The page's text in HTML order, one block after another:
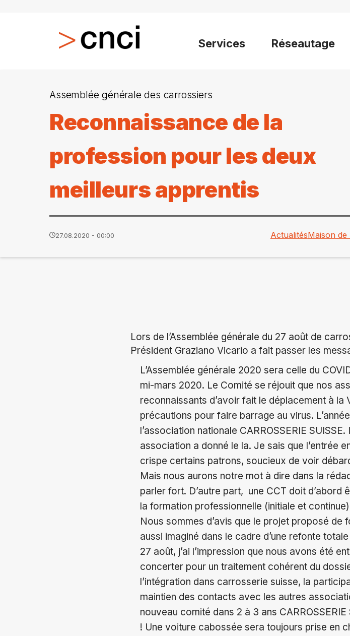
Services Réseautage
Assemblée générale des carrossiers
Reconnaissance de la
profession pour les deux
meilleurs apprentis
27.08.2020 - 00:00 ActualitésMaison de
Lors de l’Assemblée générale du 27 août de
Président Graziano Vicario a fait passer les
L’Assemblée générale 2020 sera celle du
mi-mars 2020. Le Comité se réjouit que nos
reconnaissants d’avoir fait le déplacement à
précautions pour faire barrage au virus.
l’association nationale CARROSSERIE
association a donné le la. Je sais que l’entrée
crispe certains patrons, soucieux de voir
Mais nous aurons notre mot à dire dans la
parler fort. D’autre part, une CCT doit
la formation professionnelle (initiale et
Nous sommes d’avis que le projet proposé
aussi imaginé dans le cadre d’une refonte
27 août, j’ai l’impression que nous avons été
concerter pour un traitement cohérent du
l’intégration dans carrosserie suisse, la
maintien des contacts avec les autres
nouveau comité dans 2 à 3 ans
! Une voiture cabossée sera toujours prise en